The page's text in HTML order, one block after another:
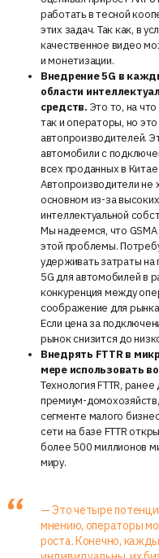
работать в тесной
этих задач. Так как, в
качественное видео
и монетизации.
Внедрение 5G в
области
средств. Это то, на
так и операторы, но
автопроизводителей.
автомобили с
всех проданных в
Автопроизводители не
основном из-за
интеллектуальной
Мы надеемся, что
этой проблемы.
удерживать затраты на
5G для автомобилей в
конкуренция между
соображение для
Если цена за
рынок снизится до
Внедрять FTTR в
мере использовать
Технология FTTR,
премиум-
сегменте малого
сети на базе FTTR
более 500 миллионов
миру.
— Это четыре
мнению, операторы
роста. Конечно,